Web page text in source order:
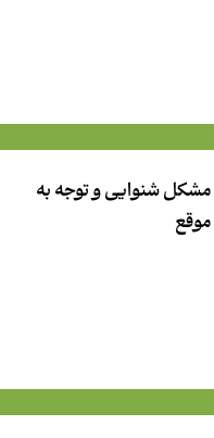
مشکل شنوایی و توجه به
موقع